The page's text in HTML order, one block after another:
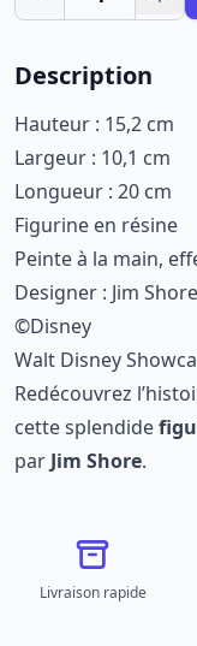
Description
Hauteur : 15,2 cm
Largeur : 10,1 cm
Longueur : 20 cm
Figurine en résine
Peinte à la main,
Designer : Jim Shore
©Disney
Walt Disney
Redécouvrez
cette splendide
par Jim Shore.
Livraison rapide